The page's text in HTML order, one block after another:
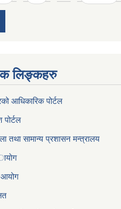
लिङ्कहरु
आधिकारिक पोर्टल
पोर्टल
तथा सामान्य प्रशासन मन्त्रालय